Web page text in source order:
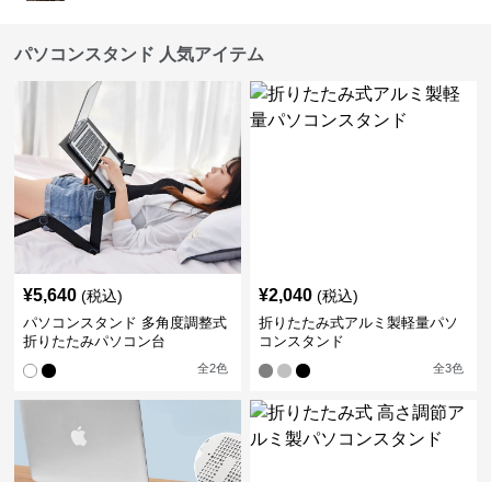
パソコンスタンド 人気アイテム
¥5,640 (税込)
パソコンスタンド 多角度調整式
折りたたみパソコン台
全2色
¥2,040 (税込)
折りたたみ式アルミ製軽量パソ
コンスタンド
全3色